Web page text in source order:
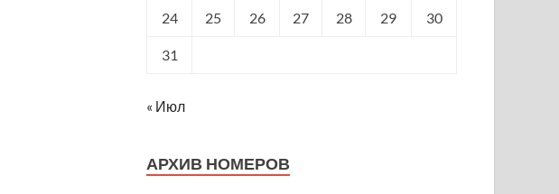
24 25 26 27 28 29 30
31
« Июл
АРХИВ НОМЕРОВ